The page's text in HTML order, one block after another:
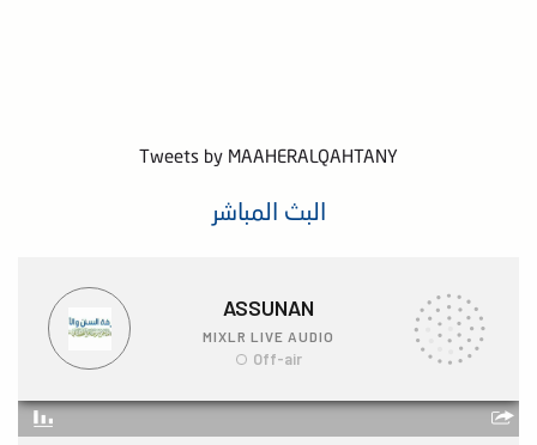
Tweets by MAAHERALQAHTANY
البث المباشر